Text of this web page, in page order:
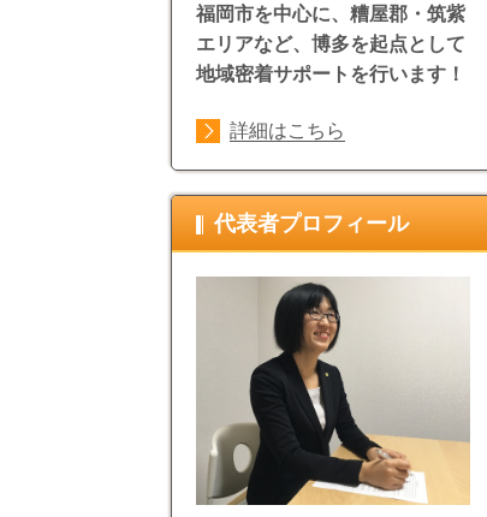
福岡市を中心に、糟屋郡・筑紫
エリアなど、博多を起点として
地域密着サポートを行います！
詳細はこちら
代表者プロフィール